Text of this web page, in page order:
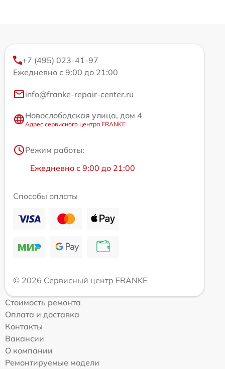
+7 (495) 023-41-97
Ежедневно с 9:00 до 21:00
info@franke-repair-center.ru
Новослободская улица, дом 4
Адрес сервисного центра FRANKE
Режим работы:
Ежедневно с 9:00 до 21:00
Способы оплаты
© 2026 Сервисный центр FRANKE
Стоимость ремонта
Оплата и доставка
Контакты
Вакансии
О компании
Ремонтируемые модели